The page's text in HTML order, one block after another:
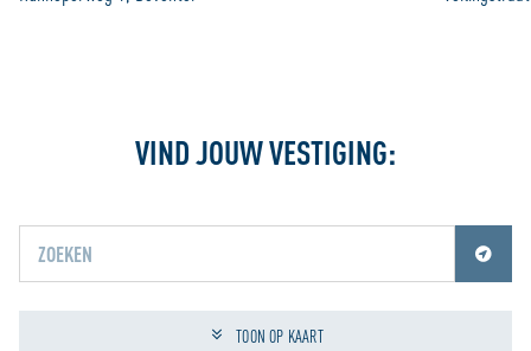
VIND JOUW VESTIGING:
Schakel jouw locatiediensten in om deze functie te gebruiken.
TOON OP KAART